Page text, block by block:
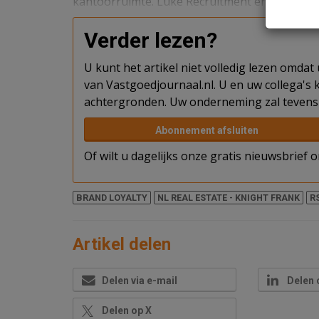
Verder lezen?
U kunt het artikel niet volledig lezen
van Vastgoedjournaal.nl. U en uw
achtergronden. Uw onderneming zal
Abonnement afsluiten
Of wilt u dagelijks onze gratis nieuwsbrief
BRAND LOYALTY NL REAL ESTATE - KNIGHT FRANK
Artikel delen
Delen via e-mail Delen
Delen op X